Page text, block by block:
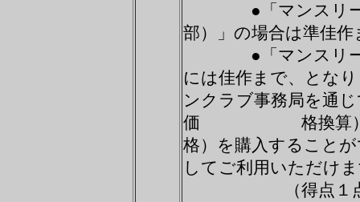
●「マンスリーア
部）」の場合は準佳作
●「マンスリーア
には佳作まで、
ンクラブ事務局を通
価 格換算）やｃ
格）を購入する
してご利用いただけ
（得点１点が